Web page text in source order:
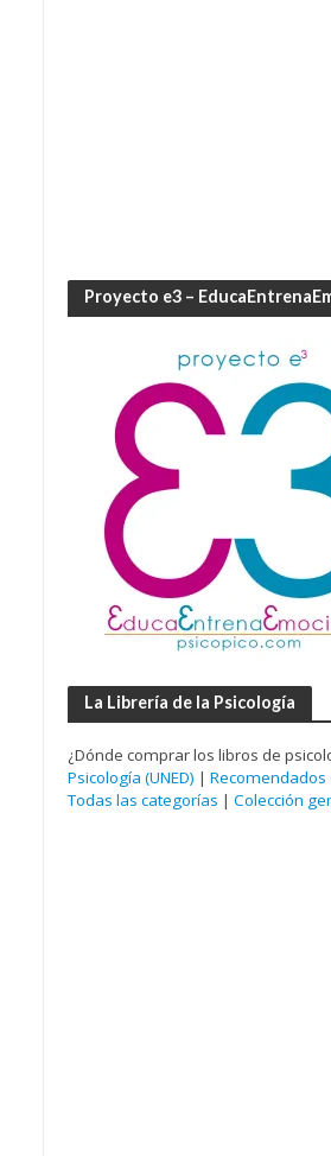
Proyecto e3 –
La Librería de la Psicología
¿Dónde comprar los libros de
Psicología (UNED) | Recomendados
Todas las categorías | Colección